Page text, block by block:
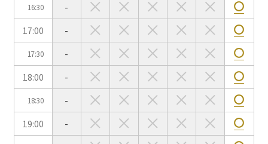
16:30
-
17:00
-
17:30
-
18:00
-
18:30
-
19:00
-
e-sports大会
プレス発表
試験
展示会・販売会